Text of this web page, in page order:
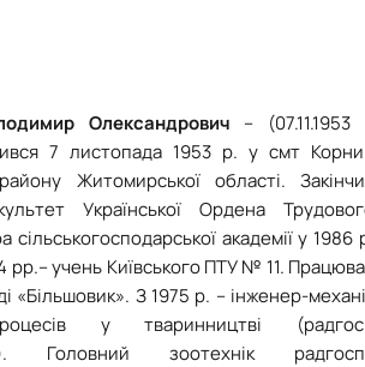
Олександрович – (07.11.1953
7 листопада 1953 р. у смт
Житомирської області.
Української Ордена
академії у 1986
рр.– учень Київського ПТУ № 11.
«Більшовик». З 1975 р. – інженер-
у тваринництві
Головний зоотехнік